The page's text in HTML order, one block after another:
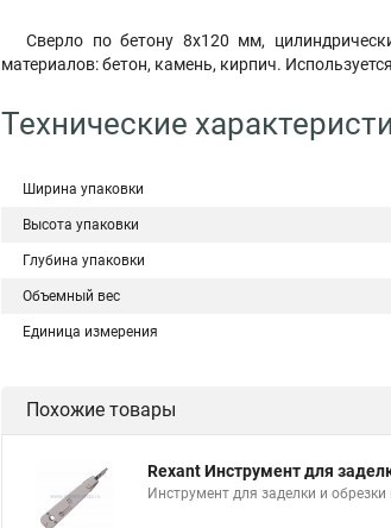
Сверло по бетону 8х120 мм,
материалов: бетон, камень, кирпич.
Технические
Ширина упаковки
Высота упаковки
Глубина упаковки
Объемный вес
Единица измерения
Похожие товары
Rexant Инструмент для
Инструмент для заделки и